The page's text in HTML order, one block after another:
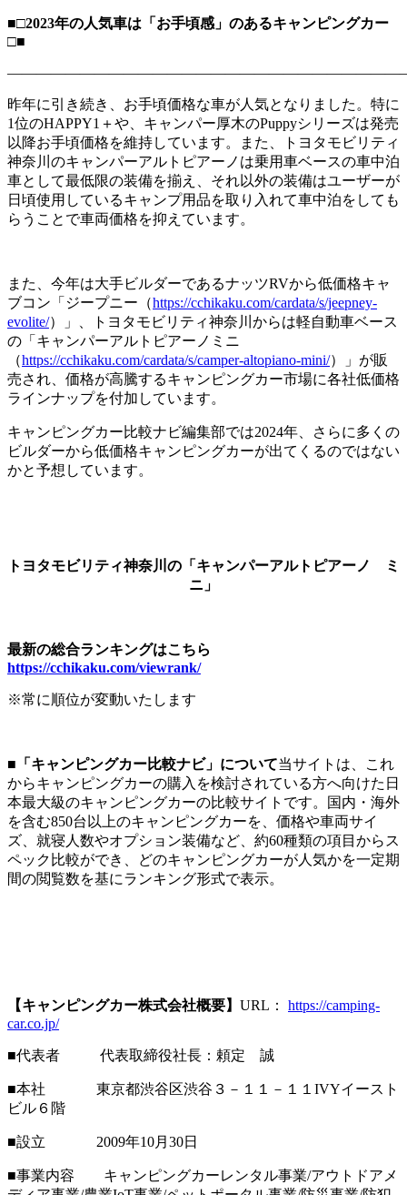
■□2023年の人気車は「お手頃感」のあるキャンピングカー
□■
昨年に引き続き、お手頃価格な車が人気となりました。特に
1位のHAPPY1＋や、キャンパー厚木のPuppyシリーズは発売
以降お手頃価格を維持しています。また、トヨタモビリティ
神奈川のキャンパーアルトピアーノは乗用車ベースの車中泊
車として最低限の装備を揃え、それ以外の装備はユーザーが
日頃使用しているキャンプ用品を取り入れて車中泊をしても
らうことで車両価格を抑えています。
また、今年は大手ビルダーであるナッツRVから低価格キャ
ブコン「ジープニー（https://cchikaku.com/cardata/s/jeepney-
evolite/）」、トヨタモビリティ神奈川からは軽自動車ベース
の「キャンパーアルトピアーノミニ
（https://cchikaku.com/cardata/s/camper-altopiano-mini/）」が販
売され、価格が高騰するキャンピングカー市場に各社低価格
ラインナップを付加しています。
キャンピングカー比較ナビ編集部では2024年、さらに多くの
ビルダーから低価格キャンピングカーが出てくるのではない
かと予想しています。
トヨタモビリティ神奈川の「キャンパーアルトピアーノ ミ
ニ」
最新の総合ランキングはこちら
https://cchikaku.com/viewrank/
※常に順位が変動いたします
■「キャンピングカー比較ナビ」について当サイトは、これ
からキャンピングカーの購入を検討されている方へ向けた日
本最大級のキャンピングカーの比較サイトです。国内・海外
を含む850台以上のキャンピングカーを、価格や車両サイ
ズ、就寝人数やオプション装備など、約60種類の項目からス
ペック比較ができ、どのキャンピングカーが人気かを一定期
間の閲覧数を基にランキング形式で表示。
【キャンピングカー株式会社概要】 URL： https://camping-
car.co.jp/
■代表者 代表取締役社長：頼定 誠
■本社 東京都渋谷区渋谷３－１１－１１IVYイースト
ビル６階
■設立 2009年10月30日
■事業内容 キャンピングカーレンタル事業/アウトドアメ